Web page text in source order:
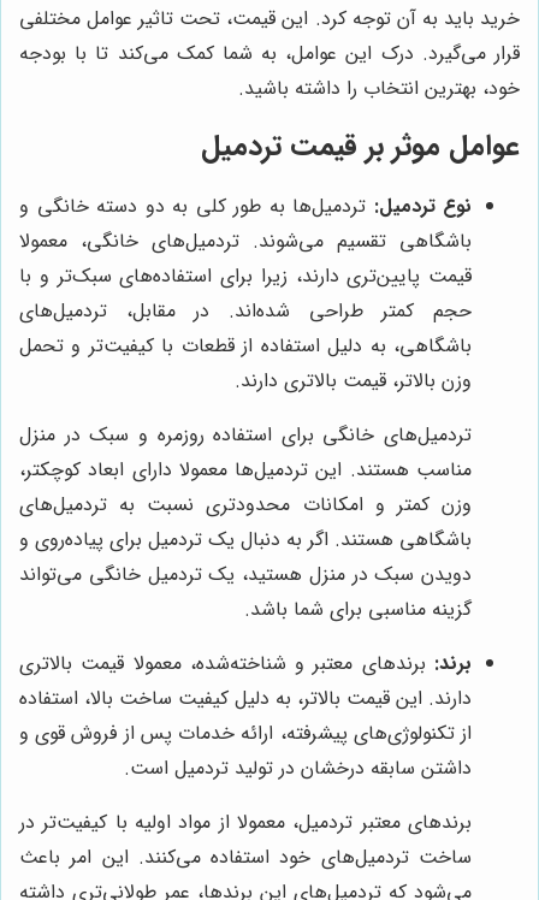
خرید باید به آن توجه کرد. این قیمت، تحت تاثیر عوامل مختلفی
قرار می‌گیرد. درک این عوامل، به شما کمک می‌کند تا با بودجه
خود، بهترین انتخاب را داشته باشید.
عوامل موثر بر قیمت تردمیل
نوع تردمیل: تردمیل‌ها به طور کلی به دو دسته خانگی و
باشگاهی تقسیم می‌شوند. تردمیل‌های خانگی، معمولا
قیمت پایین‌تری دارند، زیرا برای استفاده‌های سبک‌تر و با
حجم کمتر طراحی شده‌اند. در مقابل، تردمیل‌های
باشگاهی، به دلیل استفاده از قطعات با کیفیت‌تر و تحمل
وزن بالاتر، قیمت بالاتری دارند.
تردمیل‌های خانگی برای استفاده روزمره و سبک در منزل
مناسب هستند. این تردمیل‌ها معمولا دارای ابعاد کوچکتر،
وزن کمتر و امکانات محدودتری نسبت به تردمیل‌های
باشگاهی هستند. اگر به دنبال یک تردمیل برای پیاده‌روی و
دویدن سبک در منزل هستید، یک تردمیل خانگی می‌تواند
گزینه مناسبی برای شما باشد.
برند: برندهای معتبر و شناخته‌شده، معمولا قیمت بالاتری
دارند. این قیمت بالاتر، به دلیل کیفیت ساخت بالا، استفاده
از تکنولوژی‌های پیشرفته، ارائه خدمات پس از فروش قوی و
داشتن سابقه درخشان در تولید تردمیل است.
برندهای معتبر تردمیل، معمولا از مواد اولیه با کیفیت‌تر در
ساخت تردمیل‌های خود استفاده می‌کنند. این امر باعث
می‌شود که تردمیل‌های این برندها، عمر طولانی‌تری داشته